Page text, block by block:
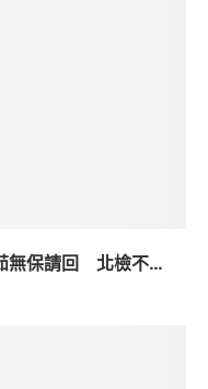
無保請回 北檢不...